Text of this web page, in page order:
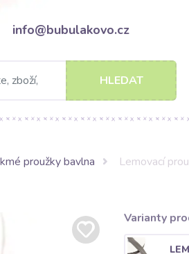
info@bubulakovo.cz
HLEDAT
proužky bavlna Lemovací
Varianty